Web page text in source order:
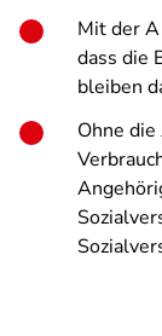
Mit der
dass die
bleiben
Ohne